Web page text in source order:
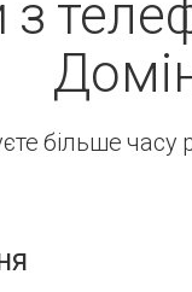
більше